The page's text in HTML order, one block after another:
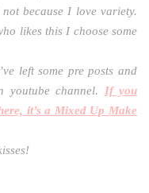
because I love variety.
likes this I choose some
left some pre posts and
youtube channel. If you
it’s a Mixed Up Make